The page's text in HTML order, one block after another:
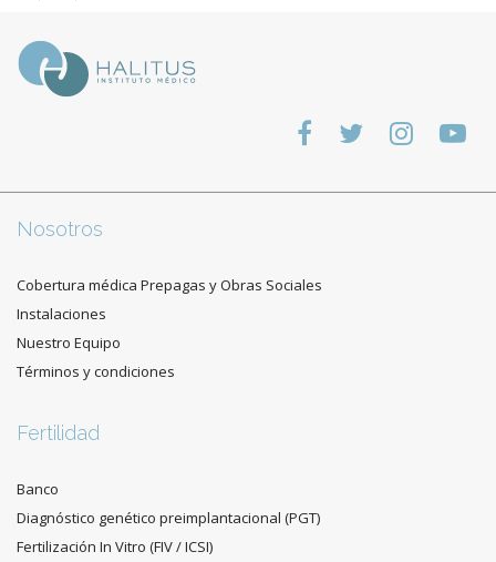
Nosotros
Cobertura médica Prepagas y Obras Sociales
Instalaciones
Nuestro Equipo
Términos y condiciones
Fertilidad
Banco
Diagnóstico genético preimplantacional (PGT)
Fertilización In Vitro (FIV / ICSI)